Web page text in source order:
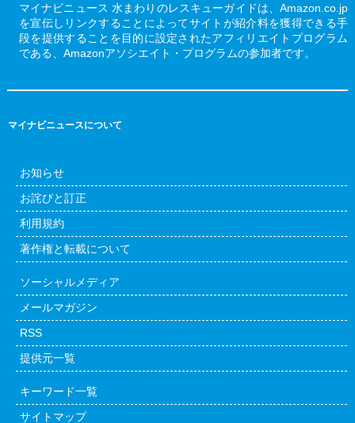
マイナビニュース 水まわりのレスキューガイドは、Amazon.co.jp
を宣伝しリンクすることによってサイトが紹介料を獲得できる手
段を提供することを目的に設定されたアフィリエイトプログラム
である、Amazonアソシエイト・プログラムの参加者です。
マイナビニュースについて
お知らせ
お詫びと訂正
利用規約
著作権と転載について
ソーシャルメディア
メールマガジン
RSS
提供元一覧
キーワード一覧
サイトマップ